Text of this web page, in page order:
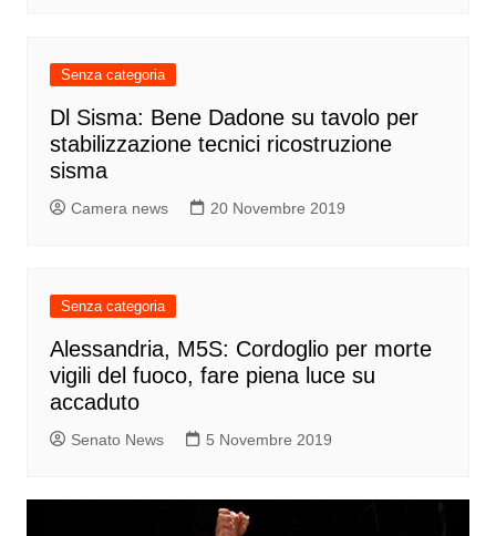
Senza categoria
Dl Sisma: Bene Dadone su tavolo per
stabilizzazione tecnici ricostruzione
sisma
Camera news 20 Novembre 2019
Senza categoria
Alessandria, M5S: Cordoglio per morte
vigili del fuoco, fare piena luce su
accaduto
Senato News 5 Novembre 2019